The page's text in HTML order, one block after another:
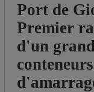
Port de
Premier
d'un